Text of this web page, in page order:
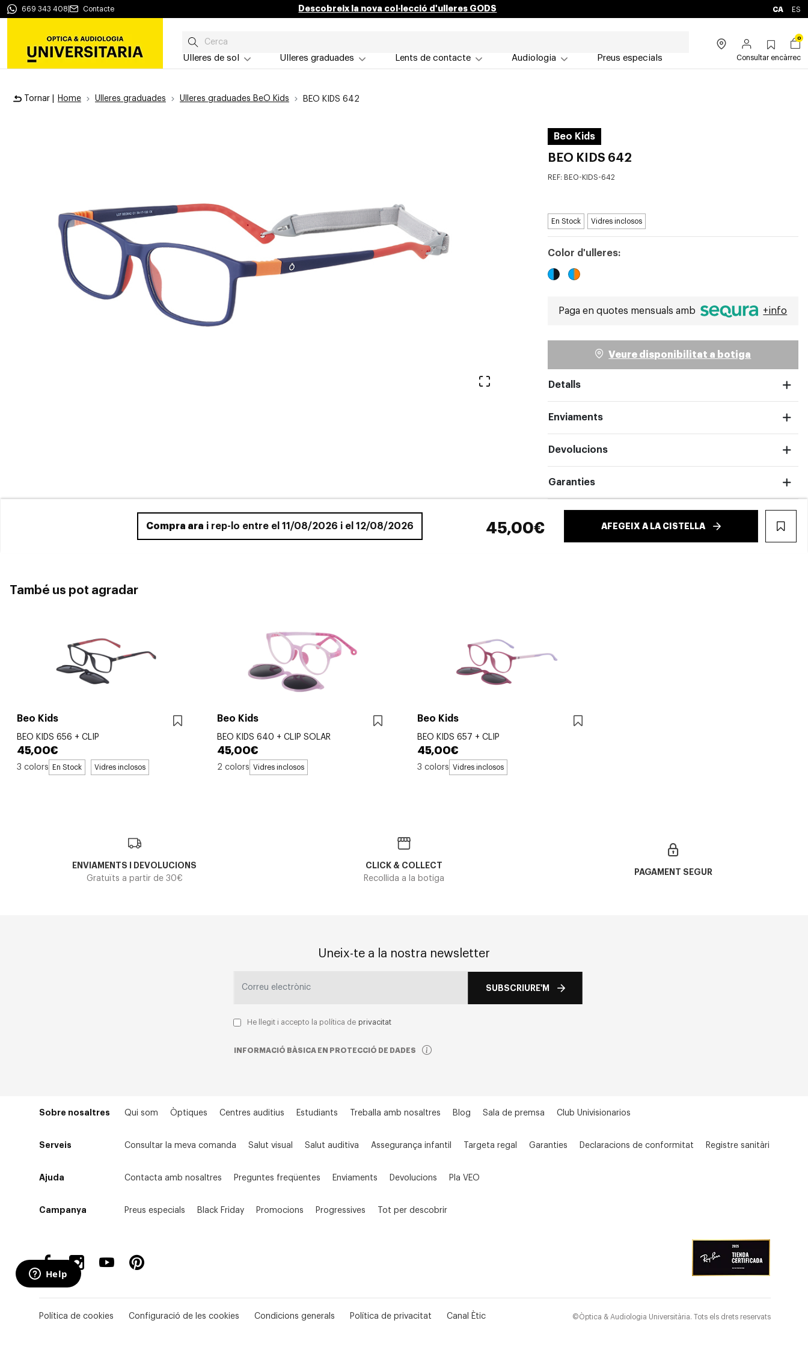
669 343 408 Contacte Descobreix la nova col·lecció d'ulleres GODS CA ES
Ulleres de sol Ulleres graduades Lents de contacte Audiologia Preus especials
0
Consultar encàrrec
Tornar | Home Ulleres graduades Ulleres graduades BeO Kids BEO KIDS 642
Veure en pantalla completa
Beo Kids
BEO KIDS 642
REF: BEO-KIDS-642
En Stock Vidres inclosos
Color d'ulleres:
Paga en quotes mensuals amb +info
Veure disponibilitat a botiga
Detalls
Enviaments
Devolucions
Garanties
Compra ara i rep-lo entre el 11/08/2026 i el 12/08/2026 45,00€ AFEGEIX A LA CISTELLA
També us pot agradar
Beo Kids
BEO KIDS 656 + CLIP
45,00€
3 colors En Stock Vidres inclosos
Beo Kids
BEO KIDS 640 + CLIP SOLAR
45,00€
2 colors Vidres inclosos
Beo Kids
BEO KIDS 657 + CLIP
45,00€
3 colors Vidres inclosos
ENVIAMENTS I DEVOLUCIONS
Gratuïts a partir de 30€
CLICK & COLLECT
Recollida a la botiga
PAGAMENT SEGUR
Uneix-te a la nostra newsletter
SUBSCRIURE'M
He llegit i accepto la política de privacitat
INFORMACIÓ BÀSICA EN PROTECCIÓ DE DADES
Sobre nosaltres Qui som Òptiques Centres auditius Estudiants Treballa amb nosaltres Blog Sala de premsa Club Univisionarios
Serveis Consultar la meva comanda Salut visual Salut auditiva Assegurança infantil Targeta regal Garanties Declaracions de conformitat Registre sanitàri
Ajuda Contacta amb nosaltres Preguntes freqüentes Enviaments Devolucions Pla VEO
Campanya Preus especials Black Friday Promocions Progressives Tot per descobrir
Política de cookies Configuració de les cookies Condicions generals Política de privacitat Canal Ètic ©Òptica & Audiologia Universitària. Tots els drets reservats